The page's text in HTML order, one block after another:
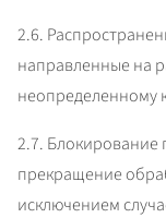
2.6.
направленные на
неопределенному
2.7.
прекращение
исключением